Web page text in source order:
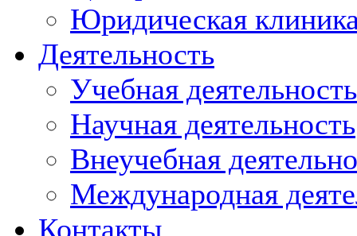
Юридическая
Деятельность
Учебная деятельность
Научная деятельность
Внеучебная
Международная
Контакты